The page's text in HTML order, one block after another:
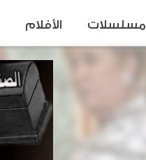
مسلسلات الأفلام